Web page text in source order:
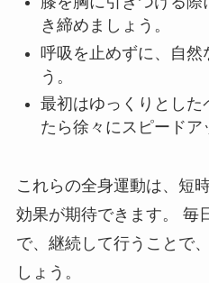
き締めましょう。
呼吸を止めずに、自然
う。
最初はゆっくりとした
たら徐々にスピードア
これらの全身運動は、短
効果が期待できます。 毎
で、継続して行うことで
しょう。